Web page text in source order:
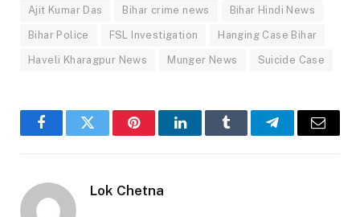
Ajit Kumar Das Bihar crime news Bihar Hindi News
Bihar Police FSL Investigation Hanging Case Bihar
Haveli Kharagpur News Munger News Suicide Case
FacebookTwitter PinterestLinkedInTumblr TelegramEmail
Lok Chetna